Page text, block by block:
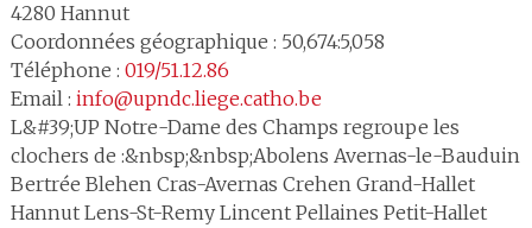
4280 Hannut
Coordonnées géographique : 50,674:5,058
Téléphone : 019/51.12.86
Email : info@upndc.liege.catho.be
L&#39;UP Notre-Dame des Champs regroupe les
clochers de :&nbsp;&nbsp;Abolens Avernas-le-Bauduin
Bertrée Blehen Cras-Avernas Crehen Grand-Hallet
Hannut Lens-St-Remy Lincent Pellaines Petit-Hallet